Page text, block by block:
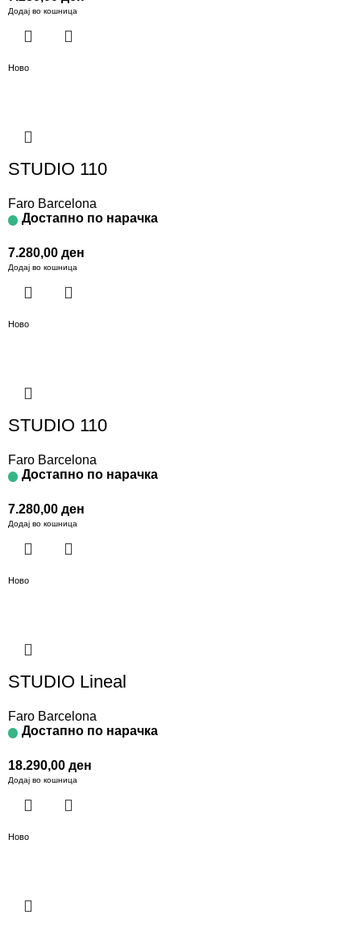
Додај во кошница
Ново
STUDIO 110
Faro Barcelona
Достапно по нарачка
7.280,00 ден
Додај во кошница
Ново
STUDIO 110
Faro Barcelona
Достапно по нарачка
7.280,00 ден
Додај во кошница
Ново
STUDIO Lineal
Faro Barcelona
Достапно по нарачка
18.290,00 ден
Додај во кошница
Ново